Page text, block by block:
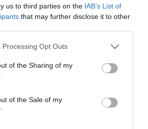
us to third parties on the IAB’s List of
that may further disclose it to other
website/app uses one or more Google
or usage behaviour. You may click to
to Google and its third-party tags to
specified purposes in below Google
Processing Opt Outs
of the Sharing of my
of the Sale of my
πρόγραμμα επανήλθε ο Γιάννης
Τσιριβέγια, Τζούριτσιτς,
προπόνησης ο Ράφα Μπενίτεθ